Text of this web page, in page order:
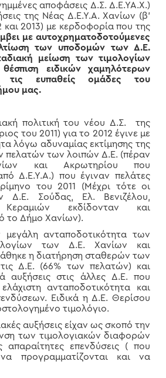
αποφάσεις Δ.Σ. Δ.Ε.ΥΑ.Χ.)
της Νέας Δ.Ε.Υ.Α. Χανίων (β’
και 2013) με κερδοφορία που της
με αυτοχρηματοδοτούμενες
των υποδομών των Δ.Ε.
μείωση των τιμολογίων
θέσπιση ειδικών χαμηλότερων
τις ευπαθείς ομάδες του
μας.
πολιτική του νέου Δ.Σ. της
του 2011) για το 2012 έγινε με
λόγω αδυναμίας εκτίμησης της
πελατών των λοιπών Δ.Ε. (πέραν
και Ακρωτηρίου που
Δ.Ε.Υ.Α.) που έγιναν πελάτες
του 2011 (Μέχρι τότε οι
Δ.Ε. Σούδας, Ελ. Βενιζέλου,
εκδίδονταν και
το Δήμο Χανίων).
ανταποδοτικότητα των
των Δ.Ε. Χανίων και
η διατήρηση σταθερών των
Δ.Ε. (66% των πελατών) και
αυξήσεις στις άλλες Δ.Ε. που
ανταποδοτικότητα και
Ειδικά η Δ.Ε. Θερίσου
τιμολόγιο.
αυξήσεις είχαν ως σκοπό την
των τιμολογιακών διαφορών
απαραίτητες επενδύσεις ( που
προγραμματίζονται και να